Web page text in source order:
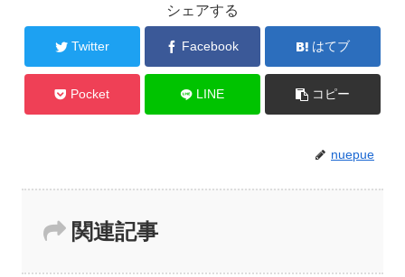
シェアする
Twitter Facebook はてブ
Pocket LINE コピー
nuepue
関連記事